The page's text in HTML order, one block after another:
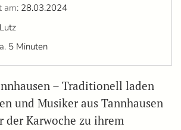
am: 28.03.2024
5 Minuten
– Traditionell laden
und Musiker aus Tannhausen
der Karwoche zu ihrem